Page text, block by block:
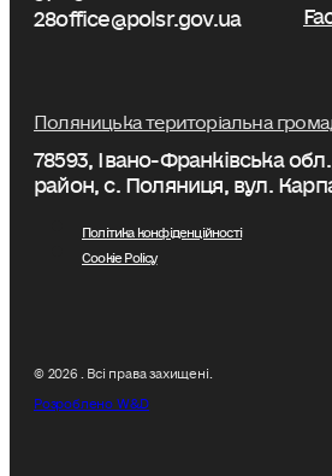
28office@polsr.gov.ua
Поляницька територіальна
78593, Івано-Франківська
район, с. Поляниця, вул.
Політика конфіденційності
Cookie Policy
© 2026 . Всі права захищені.
Розроблено W&D